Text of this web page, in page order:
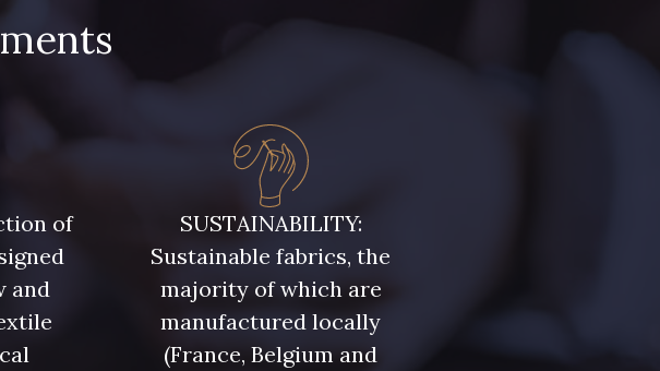
of
and
SUSTAINABILITY:
Sustainable fabrics, the
majority of which are
manufactured locally
(France, Belgium and